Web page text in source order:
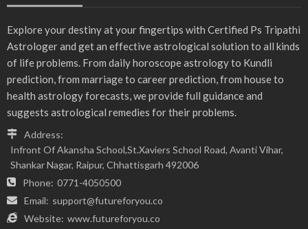
Explore your destiny at your fingertips with Certified Ps Tripathi
Astrologer and get an effective astrological solution to all kinds
of life problems. From daily horoscope astrology to Kundli
prediction, from marriage to career prediction, from house to
health astrology forecasts, we provide full guidance and
suggests astrological remedies for their problems.
Address:
Infront Of Akansha School,St.Xaviers School Road, Avanti Vihar,
Shankar Nagar, Raipur, Chhattisgarh 492006
Phone: 0771-4050500
Email: support@futureforyou.co
Website: www.futureforyou.co